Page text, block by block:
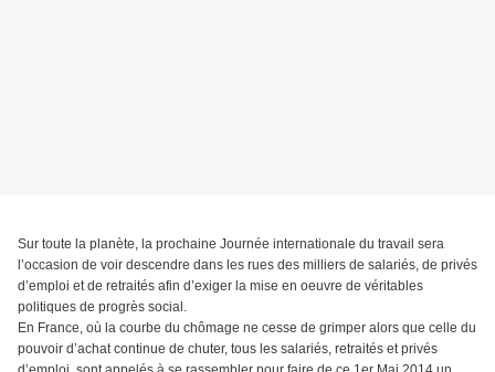
Sur toute la planète, la prochaine Journée internationale du travail sera
l’occasion de voir descendre dans les rues des milliers de salariés, de privés
d’emploi et de retraités afin d’exiger la mise en oeuvre de véritables
politiques de progrès social.
En France, où la courbe du chômage ne cesse de grimper alors que celle du
pouvoir d’achat continue de chuter, tous les salariés, retraités et privés